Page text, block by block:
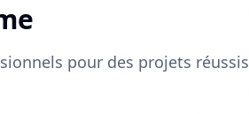
pour des projets réussis